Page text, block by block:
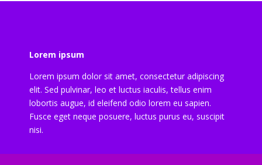
Lorem ipsum
Lorem ipsum dolor sit amet, consectetur adipiscing
elit. Sed pulvinar, leo et luctus iaculis, tellus enim
lobortis augue, id eleifend odio lorem eu sapien.
Fusce eget neque posuere, luctus purus eu, suscipit
nisi.